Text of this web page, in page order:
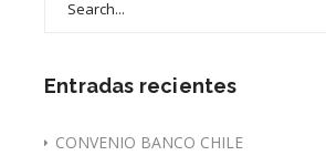
Entradas recientes
CONVENIO BANCO CHILE